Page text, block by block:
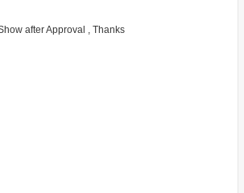
after Approval , Thanks